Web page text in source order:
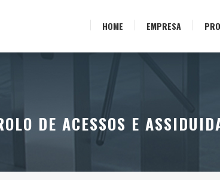
HOME EMPRESA
DE ACESSOS E